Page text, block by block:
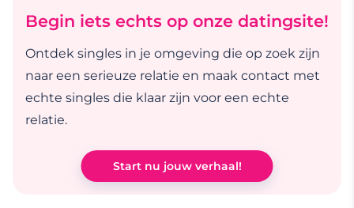
Begin iets echts op onze datingsite!
Ontdek singles in je omgeving die op zoek zijn
naar een serieuze relatie en maak contact met
echte singles die klaar zijn voor een echte
relatie.
Start nu jouw verhaal!